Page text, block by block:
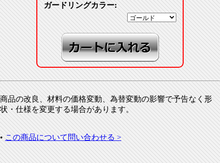
ガードリングカラー:
商品の改良、材料の価格変動、為替変動の影響で予告なく形
状・仕様を変更する場合があります。
•この商品について問い合わせる >